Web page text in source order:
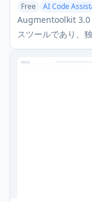
Free AI Code
Augmentoolkit 3.0
スツールであり、
グするためのドメ
す。直感的なイン